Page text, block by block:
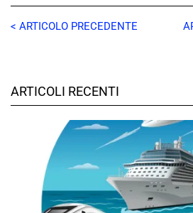
< ARTICOLO PRECEDENTE
ARTICOLI RECENTI